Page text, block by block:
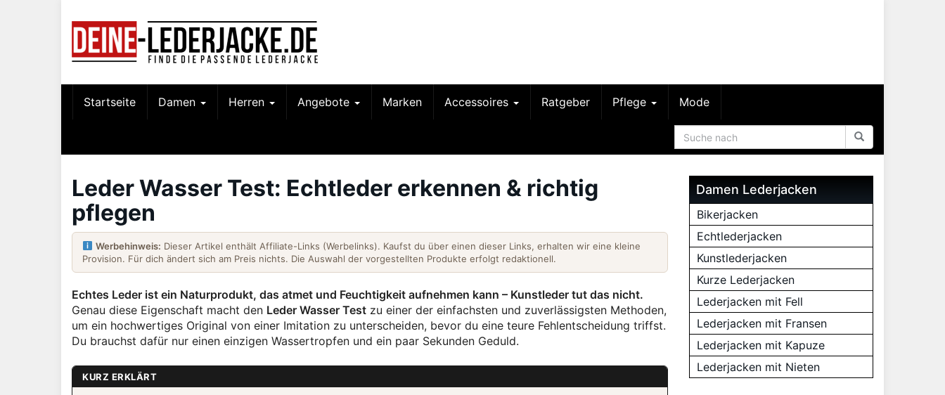
Startseite Damen Herren Angebote Marken Accessoires Ratgeber Pflege Mode
Leder Wasser Test: Echtleder erkennen & richtig
pflegen
Werbehinweis: Dieser Artikel enthält Affiliate-Links (Werbelinks). Kaufst du über einen dieser Links, erhalten wir eine kleine
Provision. Für dich ändert sich am Preis nichts. Die Auswahl der vorgestellten Produkte erfolgt redaktionell.
Echtes Leder ist ein Naturprodukt, das atmet und Feuchtigkeit aufnehmen kann – Kunstleder tut das nicht.
Genau diese Eigenschaft macht den Leder Wasser Test zu einer der einfachsten und zuverlässigsten Methoden,
um ein hochwertiges Original von einer Imitation zu unterscheiden, bevor du eine teure Fehlentscheidung triffst.
Du brauchst dafür nur einen einzigen Wassertropfen und ein paar Sekunden Geduld.
KURZ ERKLÄRT
Damen Lederjacken
Bikerjacken
Echtlederjacken
Kunstlederjacken
Kurze Lederjacken
Lederjacken mit Fell
Lederjacken mit Fransen
Lederjacken mit Kapuze
Lederjacken mit Nieten